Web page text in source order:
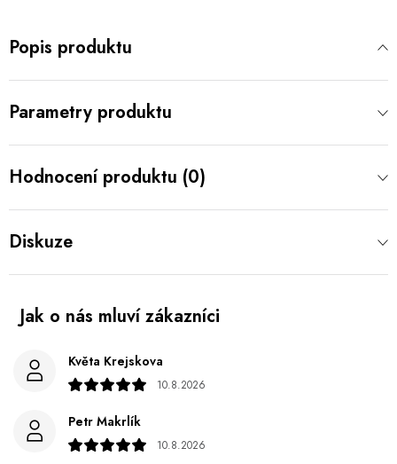
Popis produktu
Parametry produktu
Hodnocení produktu (0)
Diskuze
Květa Krejskova
10.8.2026
Petr Makrlík
10.8.2026